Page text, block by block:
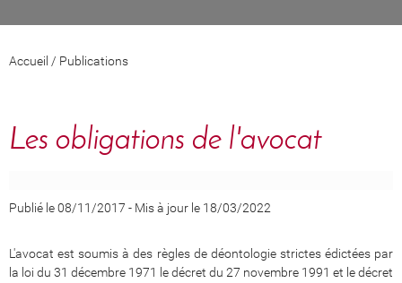
Accueil / Publications
Les obligations de l'avocat
Publié le 08/11/2017 - Mis à jour le 18/03/2022
L'avocat est soumis à des règles de déontologie strictes édictées par
la loi du 31 décembre 1971 le décret du 27 novembre 1991 et le décret